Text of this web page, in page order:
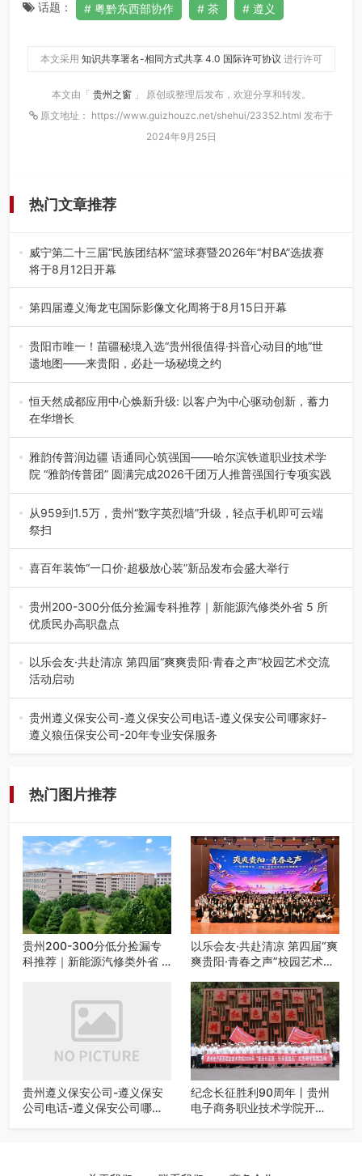
话题： 粤黔东西部协作 茶 遵义
本文采用 知识共享署名-相同方式共享 4.0 国际许可协议 进行许可
本文由「 贵州之窗 」 原创或整理后发布，欢迎分享和转发。
原文地址： https://www.guizhouzc.net/shehui/23352.html 发布于
2024年9月25日
热门文章推荐
威宁第二十三届“民族团结杯”篮球赛暨2026年“村BA”选拔赛
将于8月12日开幕
8月7日，威宁彝族回族苗族自治县第二十三届“民族团结
杯”篮球赛暨2026年“村B…
第四届遵义海龙屯国际影像文化周将于8月15日开幕
8月7日，第四届遵义海龙屯国际影像文化周媒体通气会在世
界文化遗产地海龙屯核心景区…
贵阳市唯一！苗疆秘境入选“贵州很值得·抖音心动目的地”世
遗地图——来贵阳，必赴一场秘境之约
2026年7月21日，2026年“贵州很值得”暨抖音“心动目的
地”（贵州站）主题…
恒天然成都应用中心焕新升级: 以客户为中心驱动创新，蓄力
在华增长
融合全球研发实力与本土洞察，深化客户共创，赋能西南市
场创新发展 （7月27日，成…
雅韵传普润边疆 语通同心筑强国——哈尔滨铁道职业技术学
院 “雅韵传普团” 圆满完成2026千团万人推普强国行专项实践
为扎实推进2026“千团万人推普强国行”大学生暑期社会实
践，牢牢紧扣 “雅韵传普…
从959到1.5万，贵州“数字英烈墙”升级，轻点手机即可云端
祭扫
八一建军节到来之际，由贵州省退役军人事务厅指导，贵阳
市退役军人事务局联合贵州广电…
喜百年装饰“一口价·超极放心装”新品发布会盛大举行
2026年7月31日，喜百年装饰“一口价·超极放心装”新品发布
会在贵阳隆重举行。…
贵州200-300分低分捡漏专科推荐｜新能源汽修类外省 5 所
优质民办高职盘点
在贵州省高考志愿填报体系中，200至300分数段考生可选择
的省内工科、新能源汽车…
以乐会友·共赴清凉 第四届“爽爽贵阳·青春之声”校园艺术交流
活动启动
七月的贵阳，清风送爽，第四届“爽爽贵阳·青春之声”校园管
弦乐（合唱）艺术交流活动…
贵州遵义保安公司-遵义保安公司电话-遵义保安公司哪家好-
遵义狼伍保安公司-20年专业安保服务
热门图片推荐
贵州200-300分低分捡漏专
科推荐｜新能源汽修类外省 5
以乐会友·共赴清凉 第四届“爽
爽贵阳·青春之声”校园艺术交
贵州遵义保安公司-遵义保安
公司电话-遵义保安公司哪家
纪念长征胜利90周年丨贵州
电子商务职业技术学院开